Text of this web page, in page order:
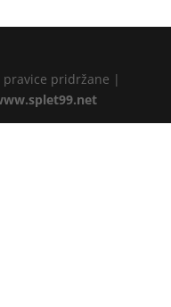
pravice pridržane |